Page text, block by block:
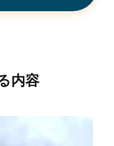
内容